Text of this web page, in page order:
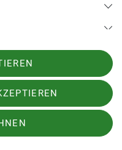
e.V.
Einstellungen